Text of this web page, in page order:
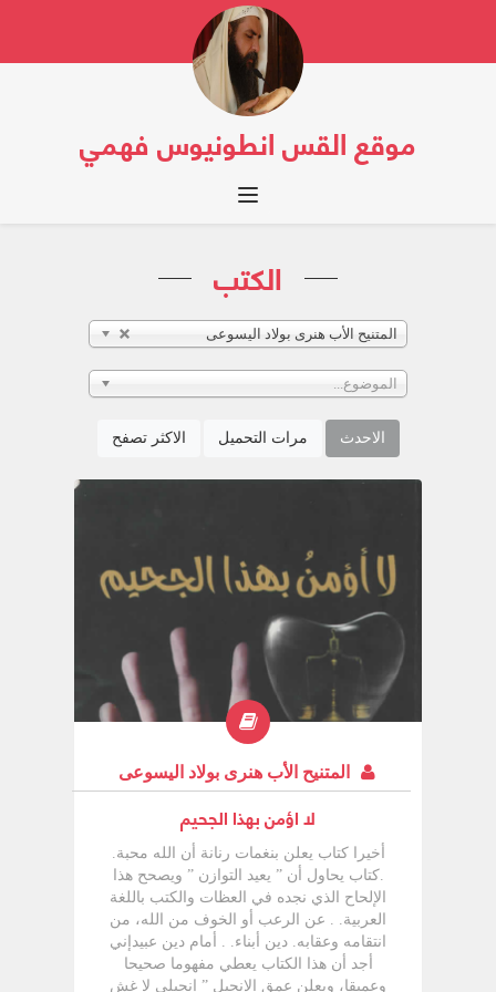
موقع القس انطونيوس فهمي
Toggle navigation
الكتب
المتنيح الأب هنرى بولاد اليسوعى
الموضوع...
الاحدث مرات التحميل الاكثر تصفح
المتنيح الأب هنرى بولاد اليسوعى
لا اؤمن بهذا الجحيم
أخيرا كتاب يعلن بنغمات رنانة أن الله محبة.
.كتاب يحاول أن ” يعيد التوازن ” ويصحح هذا
الإلحاح الذي نجده في العظات والكتب باللغة
العربية. . عن الرعب أو الخوف من الله، من
انتقامه وعقابه. دين أبناء. . أمام دين عبيدإني
أجد أن هذا الكتاب يعطي مفهوما صحيحا
وعميقا، ويعلن عمق الإنجيل ” إنجيلي لا غش